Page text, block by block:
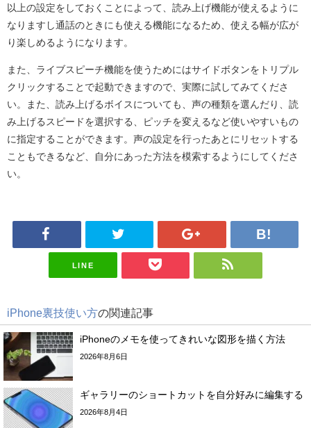
以上の設定をしておくことによって、読み上げ機能が使えるように
なりますし通話のときにも使える機能になるため、使える幅が広が
り楽しめるようになります。
また、ライブスピーチ機能を使うためにはサイドボタンをトリプル
クリックすることで起動できますので、実際に試してみてくださ
い。また、読み上げるボイスについても、声の種類を選んだり、読
み上げるスピードを選択する、ピッチを変えるなど使いやすいもの
に指定することができます。声の設定を行ったあとにリセットする
こともできるなど、自分にあった方法を模索するようにしてくださ
い。
LINE
iPhone裏技使い方の関連記事
iPhoneのメモを使ってきれいな図形を描く方法
2026年8月6日
ギャラリーのショートカットを自分好みに編集する
2026年8月4日